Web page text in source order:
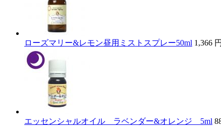
ローズマリー&レモン昼用ミストスプレー50ml 1,366
エッセンシャルオイル ラベンダー&オレンジ 5ml